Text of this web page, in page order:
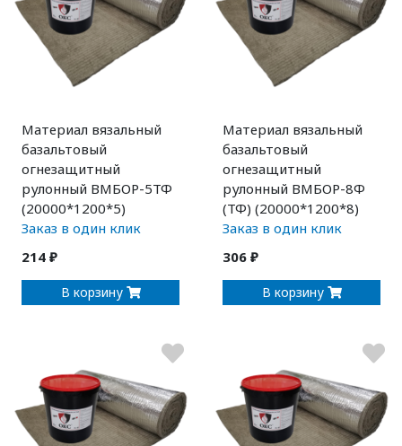
Материал вязальный
базальтовый
огнезащитный
рулонный ВМБОР-5ТФ
(20000*1200*5)
Заказ в один клик
214 ₽
В корзину
Материал вязальный
базальтовый
огнезащитный
рулонный ВМБОР-8Ф
(ТФ) (20000*1200*8)
Заказ в один клик
306 ₽
В корзину